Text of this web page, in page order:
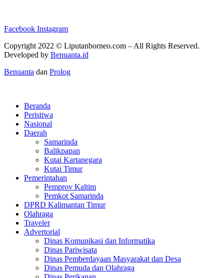
Facebook Instagram
Copyright 2022 © Liputanborneo.com – All Rights Reserved.
Developed by Benuanta.id
Benuanta dan Prolog
Beranda
Peristiwa
Nasional
Daerah
Samarinda
Balikpapan
Kutai Kartanegara
Kutai Timur
Pemerintahan
Pemprov Kaltim
Pemkot Samarinda
DPRD Kalimantan Timur
Olahraga
Traveler
Advertorial
Dinas Komunikasi dan Informatika
Dinas Pariwisata
Dinas Pemberdayaan Masyarakat dan Desa
Dinas Pemuda dan Olahraga